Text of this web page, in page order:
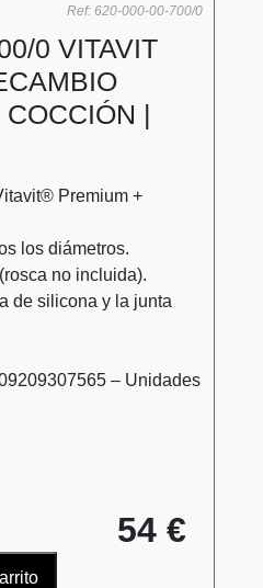
Ref: 620-000-00-700/0
0 VITAVIT
|
Premium +
los diámetros.
no incluida).
de silicona y la junta
– Unidades
54 €